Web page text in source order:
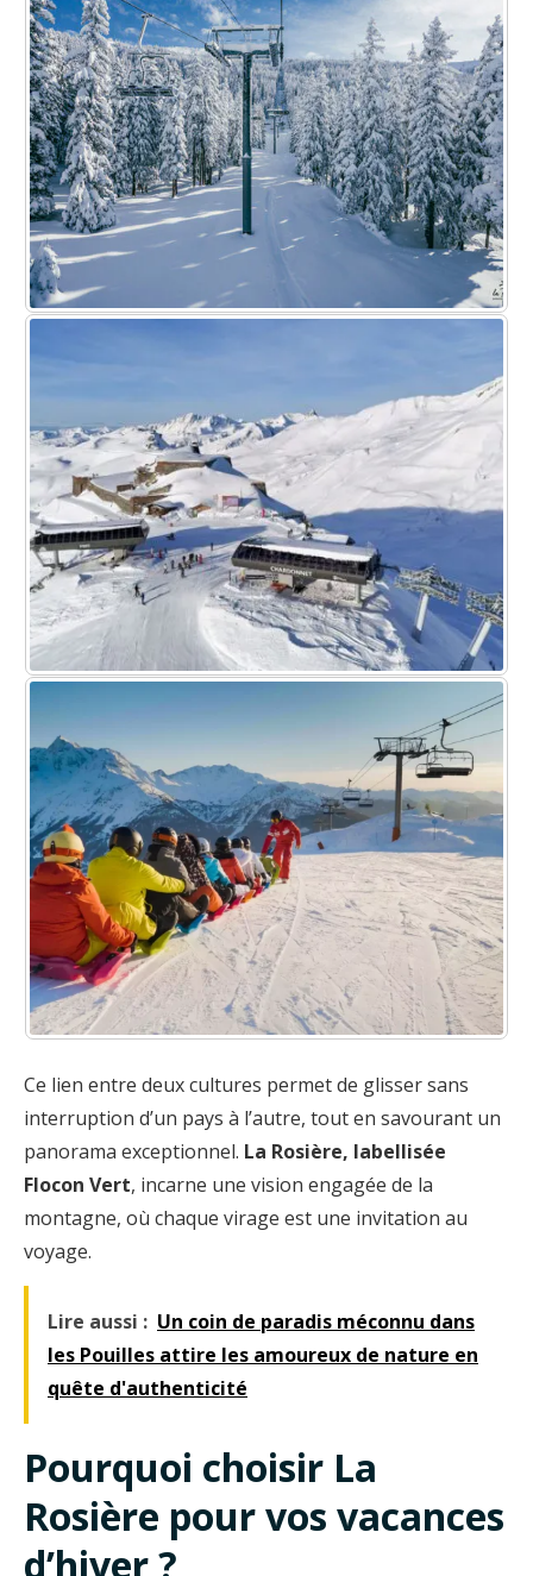
Ce lien entre deux cultures permet de glisser sans
interruption d’un pays à l’autre, tout en savourant un
panorama exceptionnel. La Rosière, labellisée
Flocon Vert, incarne une vision engagée de la
montagne, où chaque virage est une invitation au
voyage.
Lire aussi : Un coin de paradis méconnu dans
les Pouilles attire les amoureux de nature en
quête d'authenticité
Pourquoi choisir La
Rosière pour vos vacances
d’hiver ?